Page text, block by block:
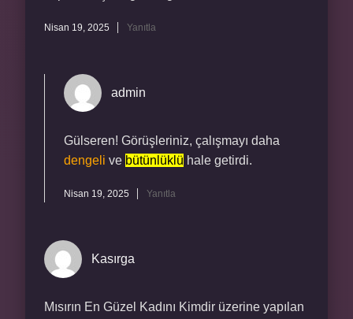
Nisan 19, 2025 Yanıtla
admin
Gülseren! Görüşleriniz, çalışmayı daha
dengeli ve bütünlüklü hale getirdi.
Nisan 19, 2025 Yanıtla
Kasırga
Mısırın En Güzel Kadını Kimdir üzerine yapılan